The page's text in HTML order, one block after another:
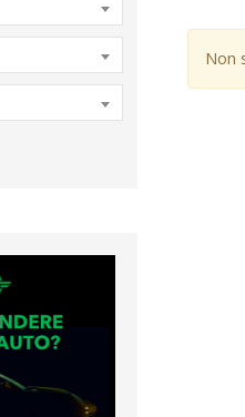
Non